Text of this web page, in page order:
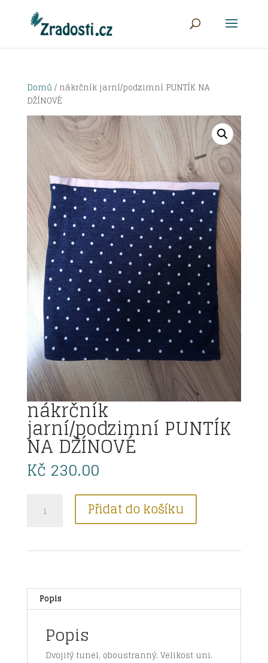
Domů/ nákrčník jarní/podzimní PUNTÍK NA
DŽÍNOVÉ
nákrčník
jarní/podzimní PUNTÍK
NA DŽÍNOVÉ
Kč 230.00
jarní/podzimní
DŽÍNOVÉ
Přidat do košíku
Popis
Popis
Dvojitý tunel, oboustranný. Velikost uni.